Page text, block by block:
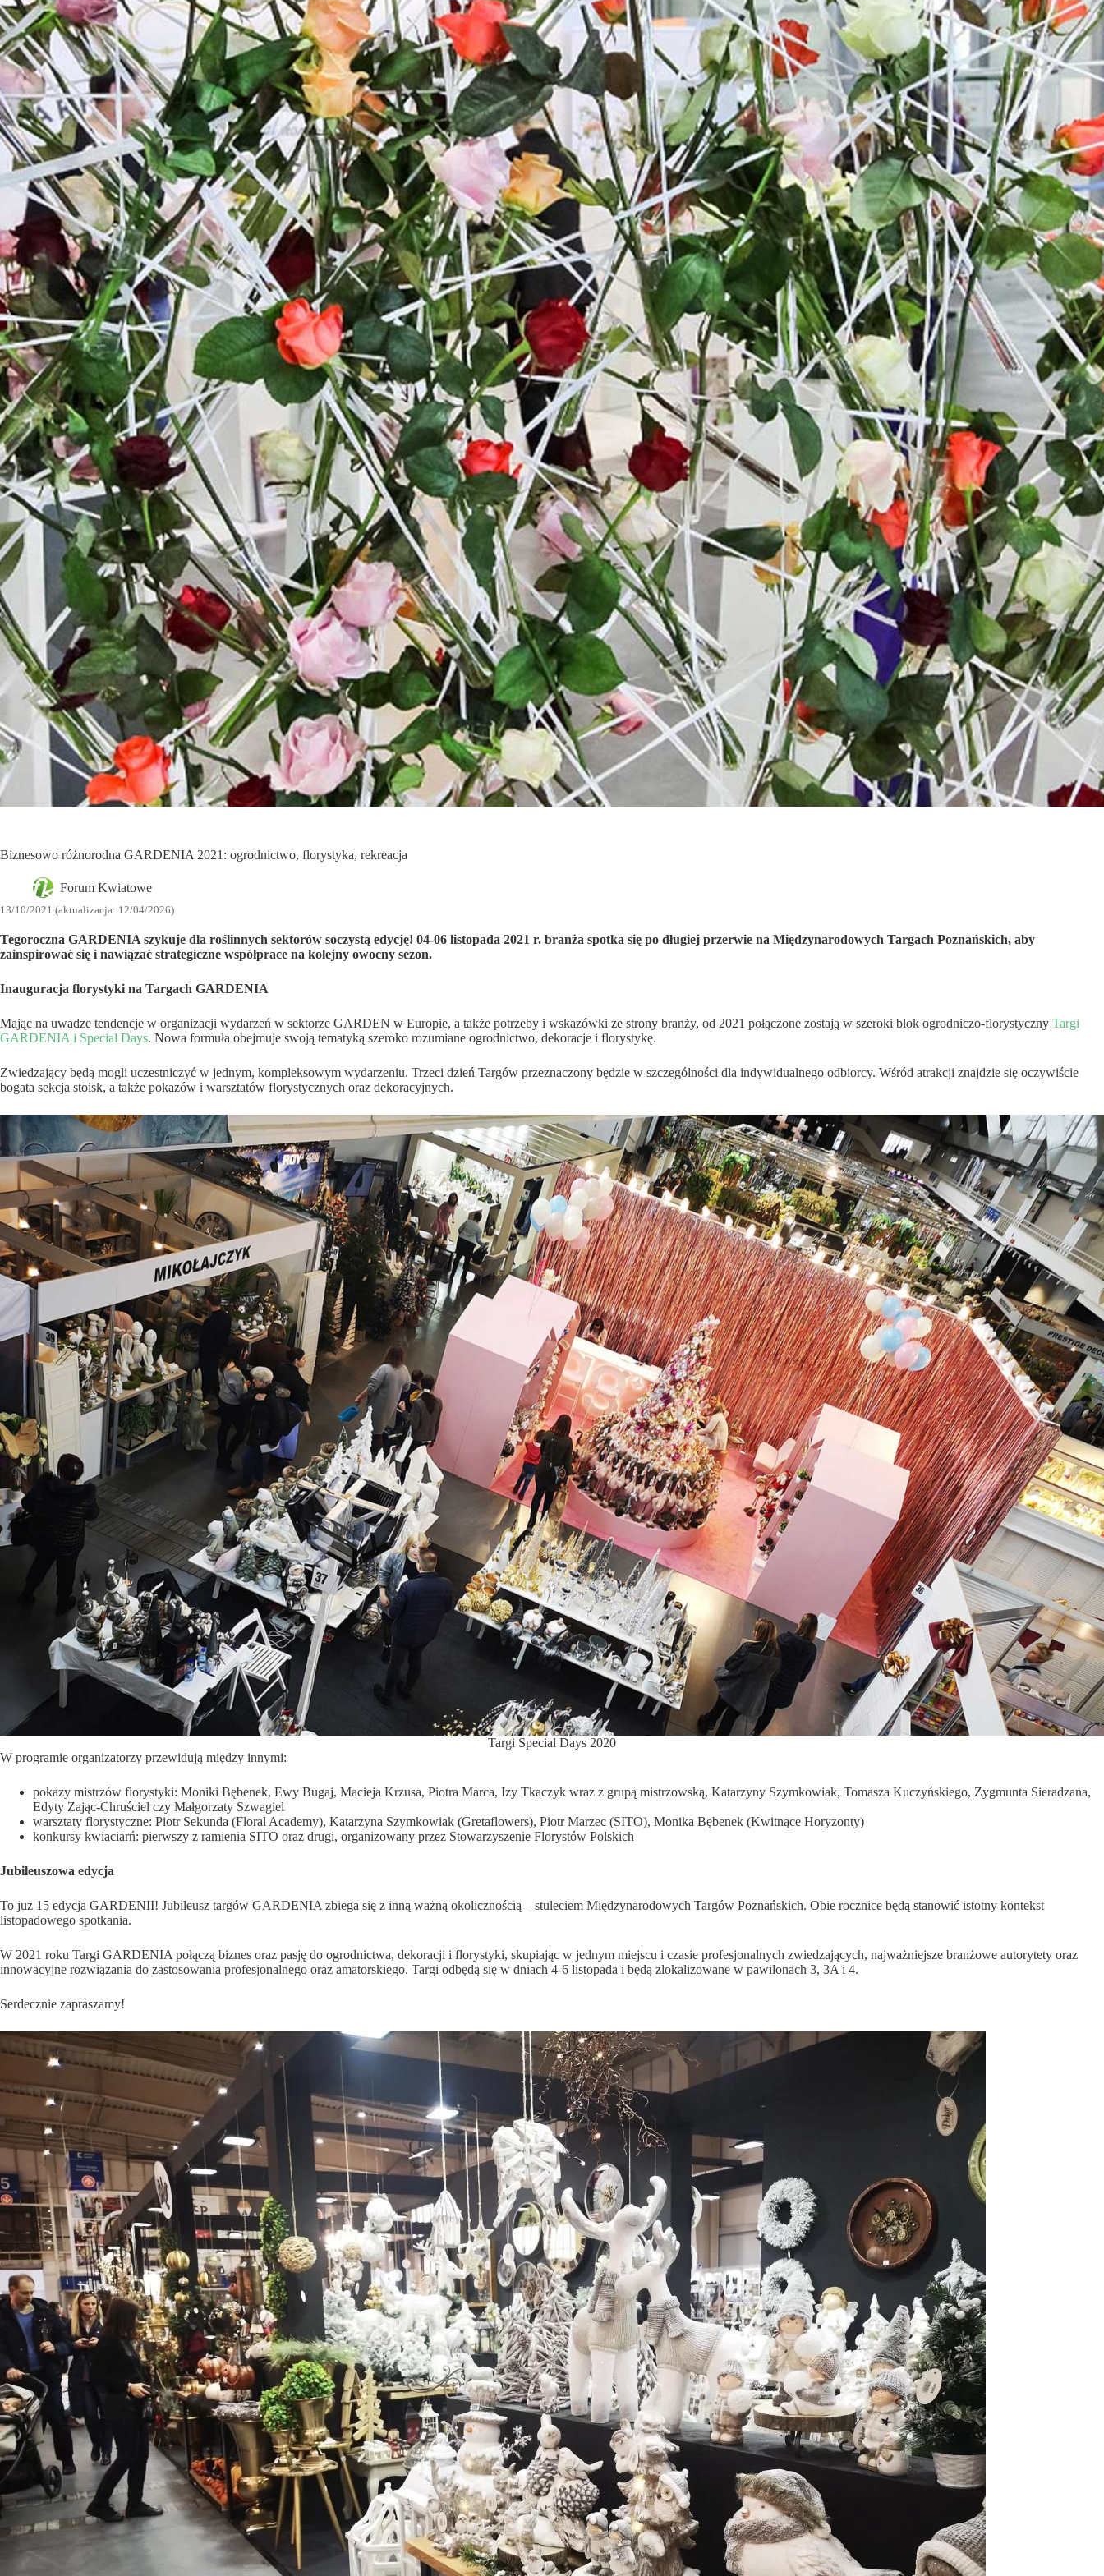
Biznesowo różnorodna GARDENIA 2021: ogrodnictwo, florystyka, rekreacja
Forum Kwiatowe
13/10/2021 (aktualizacja: 12/04/2026)
Tegoroczna GARDENIA szykuje dla roślinnych sektorów soczystą edycję! 04-06 listopada 2021 r. branża spotka się po długiej przerwie na Międzynarodowych Targach Poznańskich, aby
zainspirować się i nawiązać strategiczne współprace na kolejny owocny sezon.
Inauguracja florystyki na Targach GARDENIA
Mając na uwadze tendencje w organizacji wydarzeń w sektorze GARDEN w Europie, a także potrzeby i wskazówki ze strony branży, od 2021 połączone zostają w szeroki blok ogrodniczo-florystyczny Targi
GARDENIA i Special Days. Nowa formuła obejmuje swoją tematyką szeroko rozumiane ogrodnictwo, dekoracje i florystykę.
Zwiedzający będą mogli uczestniczyć w jednym, kompleksowym wydarzeniu. Trzeci dzień Targów przeznaczony będzie w szczególności dla indywidualnego odbiorcy. Wśród atrakcji znajdzie się oczywiście
bogata sekcja stoisk, a także pokazów i warsztatów florystycznych oraz dekoracyjnych.
Targi Special Days 2020
W programie organizatorzy przewidują między innymi:
pokazy mistrzów florystyki: Moniki Bębenek, Ewy Bugaj, Macieja Krzusa, Piotra Marca, Izy Tkaczyk wraz z grupą mistrzowską, Katarzyny Szymkowiak, Tomasza Kuczyńskiego, Zygmunta Sieradzana,
Edyty Zając-Chruściel czy Małgorzaty Szwagiel
warsztaty florystyczne: Piotr Sekunda (Floral Academy), Katarzyna Szymkowiak (Gretaflowers), Piotr Marzec (SITO), Monika Bębenek (Kwitnące Horyzonty)
konkursy kwiaciarń: pierwszy z ramienia SITO oraz drugi, organizowany przez Stowarzyszenie Florystów Polskich
Jubileuszowa edycja
To już 15 edycja GARDENII! Jubileusz targów GARDENIA zbiega się z inną ważną okolicznością – stuleciem Międzynarodowych Targów Poznańskich. Obie rocznice będą stanowić istotny kontekst
listopadowego spotkania.
W 2021 roku Targi GARDENIA połączą biznes oraz pasję do ogrodnictwa, dekoracji i florystyki, skupiając w jednym miejscu i czasie profesjonalnych zwiedzających, najważniejsze branżowe autorytety oraz
innowacyjne rozwiązania do zastosowania profesjonalnego oraz amatorskiego. Targi odbędą się w dniach 4-6 listopada i będą zlokalizowane w pawilonach 3, 3A i 4.
Serdecznie zapraszamy!